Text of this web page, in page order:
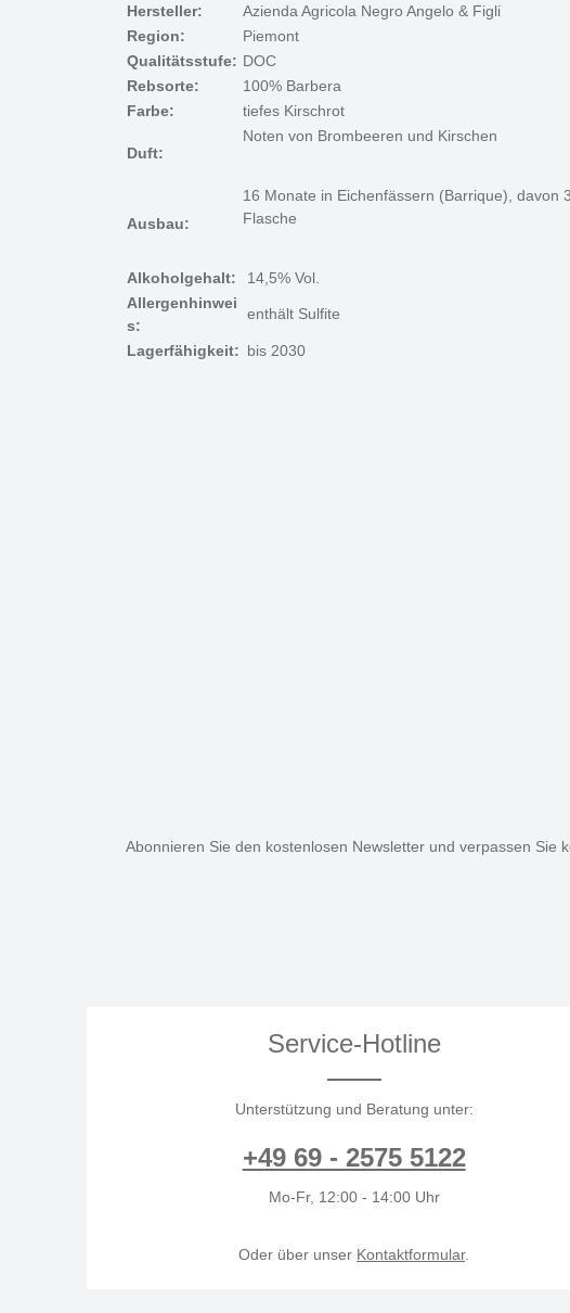
Hersteller:
Azienda Agricola Negro Angelo & Figli
Region:
Piemont
Qualitätsstufe: DOC
Rebsorte:
100% Barbera
Farbe:
tiefes Kirschrot
Duft:
Noten von Brombeeren und Kirschen
Ausbau:
16 Monate in Eichenfässern (Barrique), davon
Flasche
Alkoholgehalt:
14,5% Vol.
Allergenhinwei
s:
enthält Sulfite
Lagerfähigkeit: bis 2030
Abonnieren Sie den kostenlosen Newsletter und verpassen Sie
Service-Hotline
Unterstützung und Beratung unter:
+49 69 - 2575 5122
Mo-Fr, 12:00 - 14:00 Uhr
Oder über unser Kontaktformular.